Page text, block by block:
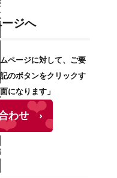
ジへ
ページに対して、ご要
のボタンをクリックす
になります」
わせ